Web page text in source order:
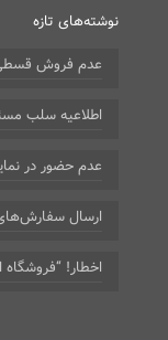
نوشته‌های تازه
عدم فروش
اطلاعیه سلب
عدم حضور در
ارسال سفارش‌های
اخطار! “فروشگاه